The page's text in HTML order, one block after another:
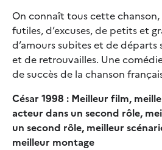
On connaît tous cette
futiles, d’excuses, de petits et
d’amours subites et de
et de retrouvailles. Une
de succès de la chanson
César 1998 : Meilleur film,
acteur dans un second rôle,
un second rôle, meilleur
meilleur montage